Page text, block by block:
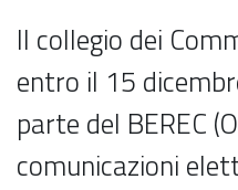
Il collegio dei
entro il 15
parte del BEREC
comunicazioni